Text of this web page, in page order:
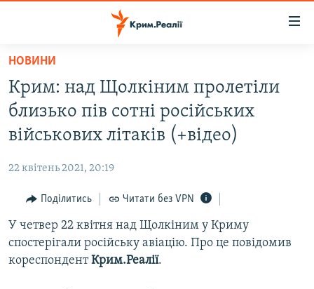
Перейти
основного
матеріалу
Перейти
до
основної
Перейти
пошуку
ВОДА.КРИМ
ВІДЕО ТА ФОТО
БЛОГИ
ПОГЛЯД
ІНТЕРВ'Ю
ВСЕ ЗА ДЕНЬ
НОВИНИ
Крим: над Щолкіним пролетіли
близько пів сотні російських
військових літаків (+відео)
22 квітень 2021, 20:19
Поділитись Читати без VPN
У четвер 22 квітня над Щолкіним у Криму
спостерігали російську авіацію. Про це повідомив
кореспондентКрим.Реалії.